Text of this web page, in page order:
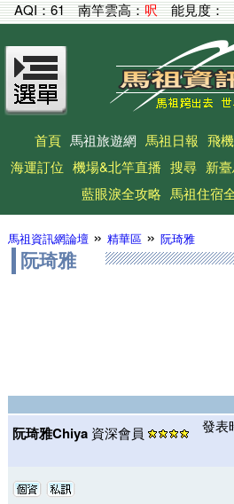
AQI：61 南竿雲高：呎能見度：
首頁 馬祖旅遊網 馬祖日報 飛
海運訂位 機場&北竿直播 搜尋 新
藍眼淚全攻略 馬祖住宿
馬祖資訊網論壇» 精華區» 阮琦雅
阮琦雅
阮琦雅Chiya 資深會員 發表